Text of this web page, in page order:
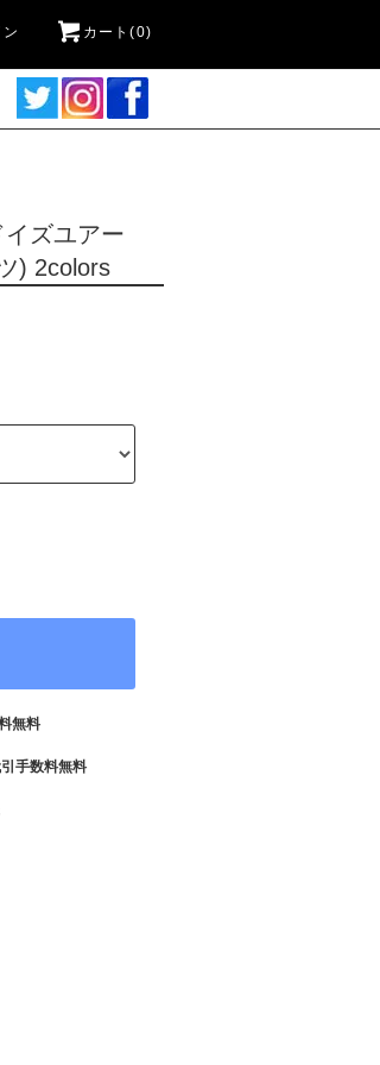
カート(0)
イズユアー
) 2colors
無料
手数料無料